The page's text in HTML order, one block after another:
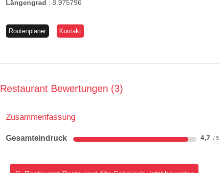
Längengrad : 8.975796
Routenplaner Kontakt
Restaurant Bewertungen 3
Zusammenfassung
Gesamteindruck 4,7